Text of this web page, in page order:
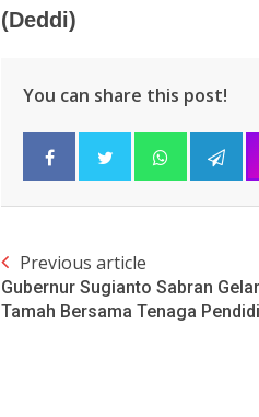
(Deddi)
You can share this post!
Previous article
Gubernur Sugianto Sabran
Tamah Bersama Tenaga